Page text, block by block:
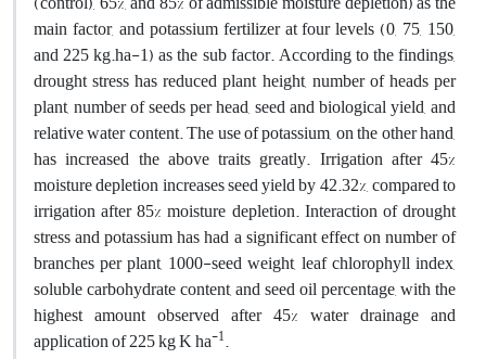
main factor, and potassium fertilizer at four levels (0, 75, 150,
and 225 kg.ha-1) as the sub factor. According to the findings,
drought stress has reduced plant height, number of heads per
plant, number of seeds per head, seed and biological yield, and
relative water content. The use of potassium, on the other hand,
has increased the above traits greatly. Irrigation after 45%
moisture depletion increases seed yield by 42.32%, compared to
irrigation after 85% moisture depletion. Interaction of drought
stress and potassium has had a significant effect on number of
branches per plant, 1000-seed weight, leaf chlorophyll index,
soluble carbohydrate content, and seed oil percentage, with the
highest amount observed after 45% water drainage and
application of 225 kg K ha-1.